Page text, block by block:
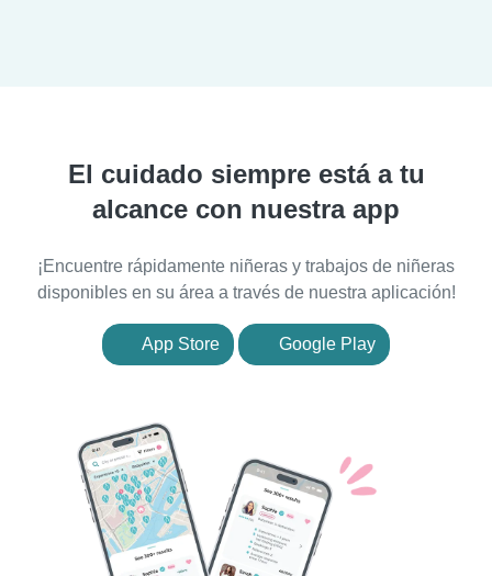
El cuidado siempre está a tu
alcance con nuestra app
¡Encuentre rápidamente niñeras y trabajos de niñeras
disponibles en su área a través de nuestra aplicación!
App Store Google Play